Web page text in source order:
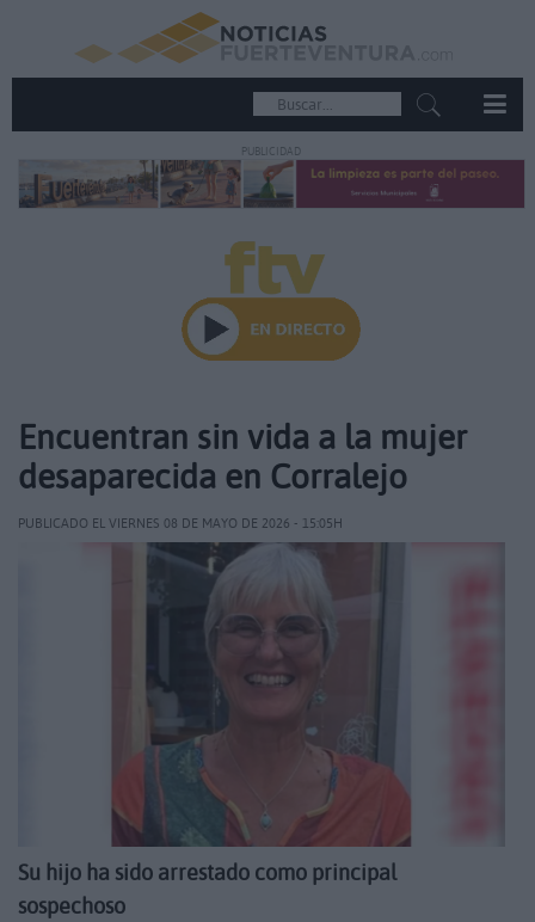
PUBLICIDAD
Encuentran sin vida a la mujer
desaparecida en Corralejo
PUBLICADO EL VIERNES 08 DE MAYO DE 2026 - 15:05H
Su hijo ha sido arrestado como principal
sospechoso